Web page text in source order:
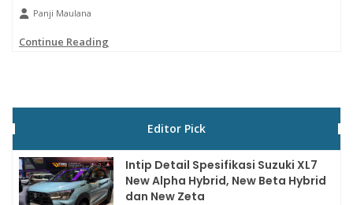
Panji Maulana
Continue Reading
Editor Pick
Intip Detail Spesifikasi Suzuki XL7
New Alpha Hybrid, New Beta Hybrid
dan New Zeta